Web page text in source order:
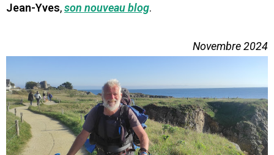
Jean-Yves,son nouveau blog.
Novembre 2024